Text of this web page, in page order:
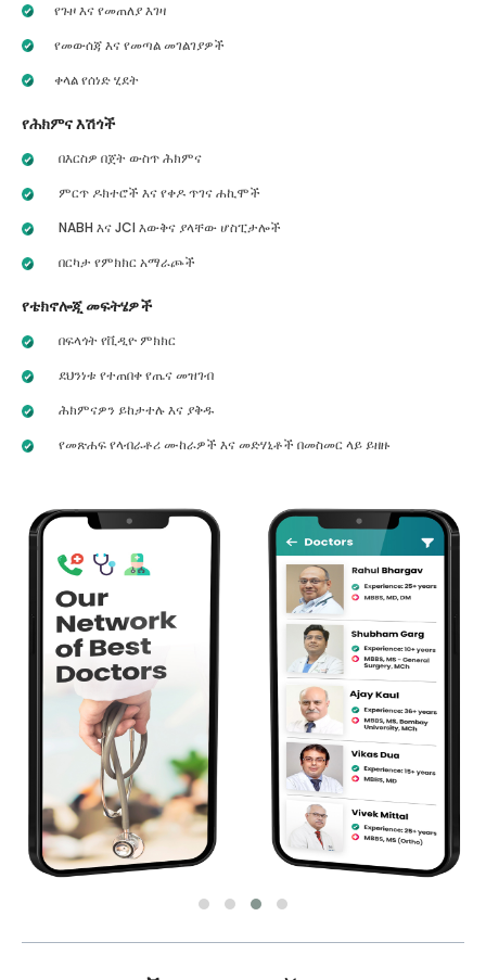
የጉዞ እና የመጠለያ እገዛ
የመውሰጃ እና የመጣል መገልገያዎች
ቀላል የሰነድ ሂደት
የሕክምና እሽጎች
በእርስዎ በጀት ውስጥ ሕክምና
ምርጥ ዶክተሮች እና የቀዶ ጥገና ሐኪሞች
NABH እና JCI እውቅና ያላቸው ሆስፒታሎች
በርካታ የምክክር አማራጮች
የቴክኖሎጂ መፍትሄዎች
በፍላጎት የቪዲዮ ምክክር
ደህንነቱ የተጠበቀ የጤና መዝገብ
ሕክምናዎን ይከታተሉ እና ያቅዱ
የመጽሐፍ የላብራቶሪ ሙከራዎች እና መድሃኒቶች በመስመር ላይ ይዘዙ